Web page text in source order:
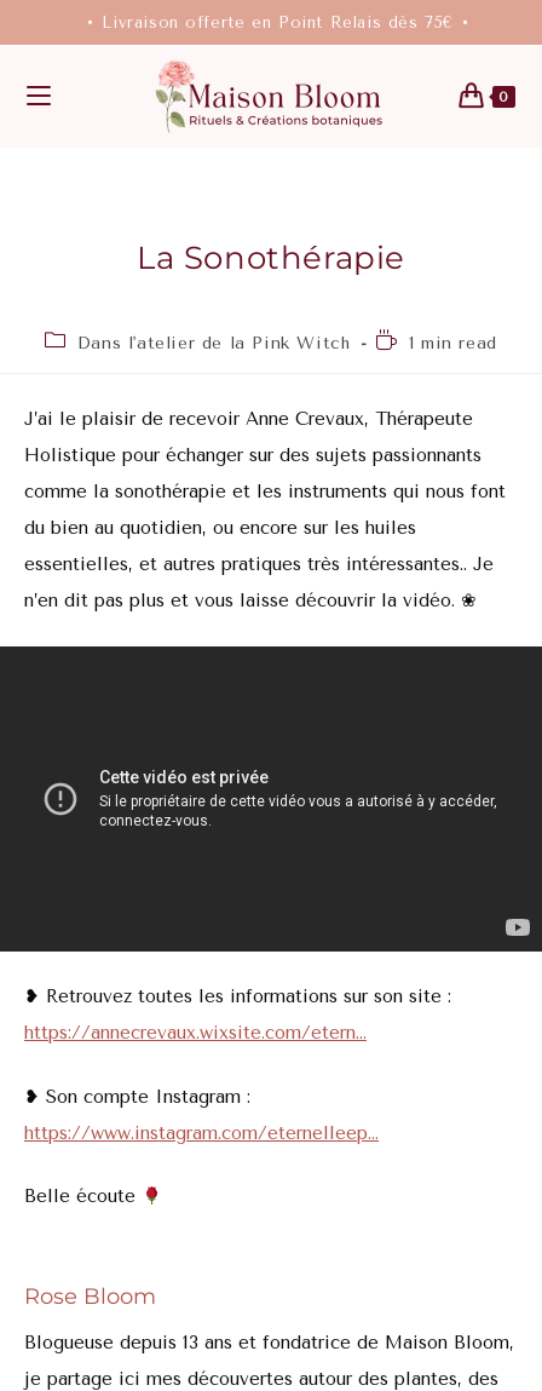
• Livraison offerte en Point Relais dès 75€ •
0
La Sonothérapie
Dans l'atelier de la Pink Witch 1 min read
J’ai le plaisir de recevoir Anne Crevaux, Thérapeute
Holistique pour échanger sur des sujets passionnants
comme la sonothérapie et les instruments qui nous font
du bien au quotidien, ou encore sur les huiles
essentielles, et autres pratiques très intéressantes.. Je
n’en dit pas plus et vous laisse découvrir la vidéo. ❀
❥ Retrouvez toutes les informations sur son site :
https://annecrevaux.wixsite.com/etern…
❥ Son compte Instagram :
https://www.instagram.com/eternelleep…
Belle écoute
Rose Bloom
Blogueuse depuis 13 ans et fondatrice de Maison Bloom,
je partage ici mes découvertes autour des plantes, des